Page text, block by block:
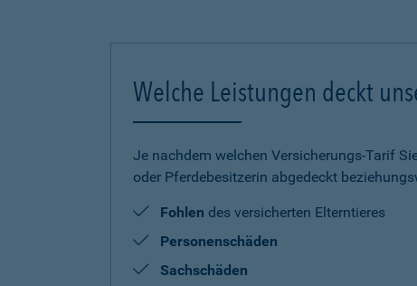
Welche Leistungen deckt
Je nachdem welchen Versicherungs-Tarif
oder Pferdebesitzerin abgedeckt
Fohlen des versicherten Elterntieres
Personenschäden
Sachschäden